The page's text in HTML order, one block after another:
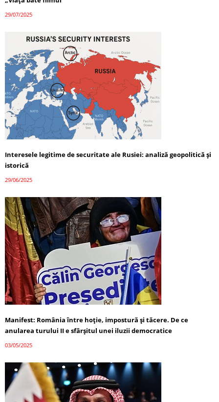
29/07/2025
Interesele legitime de securitate ale Rusiei: analiză geopolitică și
istorică
29/06/2025
Manifest: România între hoție, impostură și tăcere. De ce
anularea turului II e sfârșitul unei iluzii democratice
03/05/2025